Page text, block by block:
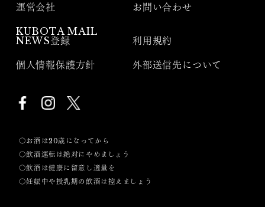
運営会社 お問い合わせ
KUBOTA MAIL
NEWS登録
利用規約
個人情報保護方針 外部送信先について
〇お酒は20歳になってから
〇飲酒運転は絶対にやめましょう
〇飲酒は健康に留意し適量を
〇妊娠中や授乳期の飲酒は控えましょう